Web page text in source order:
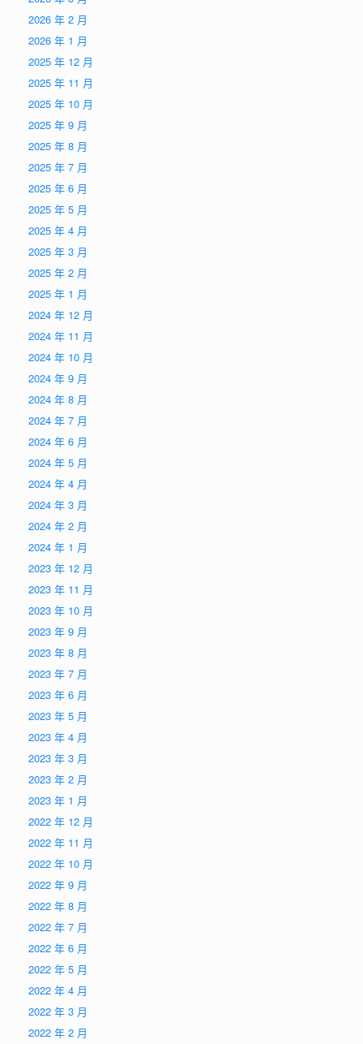
2026 年 2 月
2026 年 1 月
2025 年 12 月
2025 年 11 月
2025 年 10 月
2025 年 9 月
2025 年 8 月
2025 年 7 月
2025 年 6 月
2025 年 5 月
2025 年 4 月
2025 年 3 月
2025 年 2 月
2025 年 1 月
2024 年 12 月
2024 年 11 月
2024 年 10 月
2024 年 9 月
2024 年 8 月
2024 年 7 月
2024 年 6 月
2024 年 5 月
2024 年 4 月
2024 年 3 月
2024 年 2 月
2024 年 1 月
2023 年 12 月
2023 年 11 月
2023 年 10 月
2023 年 9 月
2023 年 8 月
2023 年 7 月
2023 年 6 月
2023 年 5 月
2023 年 4 月
2023 年 3 月
2023 年 2 月
2023 年 1 月
2022 年 12 月
2022 年 11 月
2022 年 10 月
2022 年 9 月
2022 年 8 月
2022 年 7 月
2022 年 6 月
2022 年 5 月
2022 年 4 月
2022 年 3 月
2022 年 2 月